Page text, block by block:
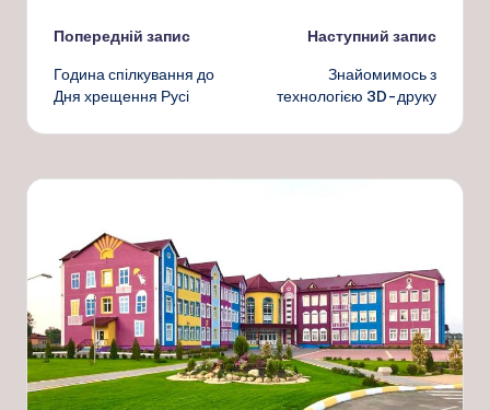
Навігація
по
запису
Попередній запис
Година спілкування до
Дня хрещення Русі
Наступний запис
Знайомимось з
технологією 3D-друку